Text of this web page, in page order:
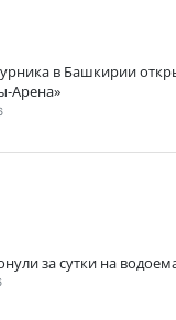
в Башкирии
Арена»
за сутки на